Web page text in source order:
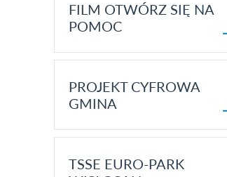
FILM OTWÓRZ SIĘ NA
POMOC
PROJEKT CYFROWA
GMINA
TSSE EURO-PARK